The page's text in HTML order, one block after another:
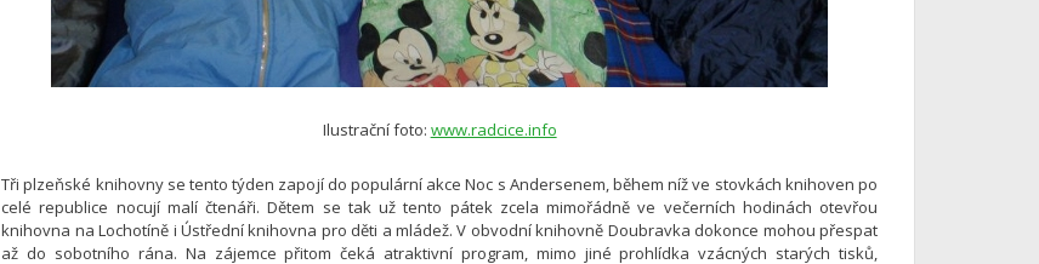
Ilustrační foto: www.radcice.info
Tři plzeňské knihovny se tento týden zapojí do populární akce Noc s Andersenem, během níž ve stovkách knihoven po
celé republice nocují malí čtenáři. Dětem se tak už tento pátek zcela mimořádně ve večerních hodinách otevřou
knihovna na Lochotíně i Ústřední knihovna pro děti a mládež. V obvodní knihovně Doubravka dokonce mohou přespat
až do sobotního rána. Na zájemce přitom čeká atraktivní program, mimo jiné prohlídka vzácných starých tisků,